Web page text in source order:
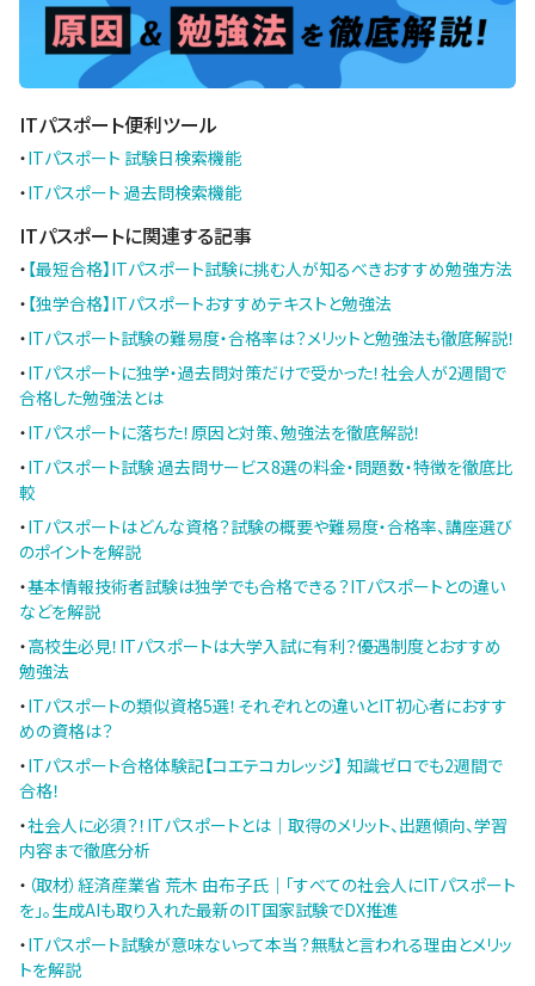
ITパスポート便利ツール
・ITパスポート 試験日検索機能
・ITパスポート 過去問検索機能
ITパスポートに関連する記事
・ 【最短合格】ITパスポート試験に挑む人が知るべきおすすめ勉強方法
・ 【独学合格】ITパスポートおすすめテキストと勉強法
・ITパスポート試験の難易度・合格率は？メリットと勉強法も徹底解説！
・ITパスポートに独学・過去問対策だけで受かった！社会人が2週間で
合格した勉強法とは
・ITパスポートに落ちた！原因と対策、勉強法を徹底解説！
・ITパスポート試験 過去問サービス8選の料金・問題数・特徴を徹底比
較
・ITパスポートはどんな資格？試験の概要や難易度・合格率、講座選び
のポイントを解説
・基本情報技術者試験は独学でも合格できる？ITパスポートとの違い
などを解説
・高校生必見！ITパスポートは大学入試に有利？優遇制度とおすすめ
勉強法
・ITパスポートの類似資格5選！それぞれとの違いとIT初心者におすす
めの資格は？
・ITパスポート合格体験記【コエテコカレッジ】 知識ゼロでも2週間で
合格！
・社会人に必須？！ITパスポートとは｜取得のメリット、出題傾向、学習
内容まで徹底分析
・ （取材）経済産業省 荒木 由布子氏｜「すべての社会人にITパスポート
を」。生成AIも取り入れた最新のIT国家試験でDX推進
・ITパスポート試験が意味ないって本当？無駄と言われる理由とメリッ
トを解説